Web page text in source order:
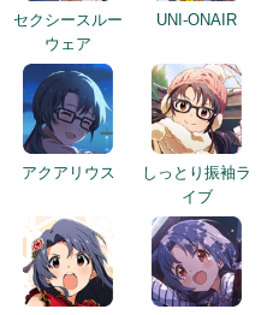
セクシースルー
ウェア
UNI-ONAIR
アクアリウス
しっとり振袖ラ
イブ